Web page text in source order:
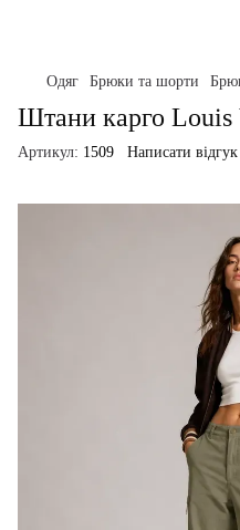
Одяг Брюки та шорти
Штани карго Louis
Артикул: 1509 Написати відгук